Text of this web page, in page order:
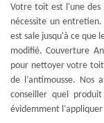
Votre toit est l'une des
nécessite un
est sale jusqu'à ce que
modifié. Couverture
pour nettoyer votre
de l’antimousse. Nos
conseiller quel
évidemment